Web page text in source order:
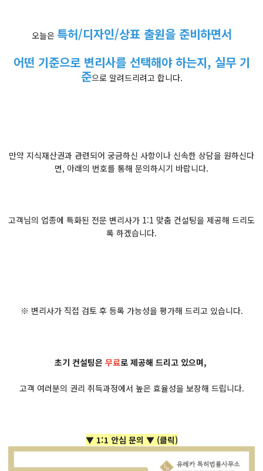
오늘은 특허/디자인/상표 출원을 준비하면서
어떤 기준으로 변리사를 선택해야 하는지, 실무 기
준으로 알려드리려고 합니다.
만약 지식재산권과 관련되어 궁금하신 사항이나 신속한 상담을 원하신다
면, 아래의 번호를 통해 문의하시기 바랍니다.
고객님의 업종에 특화된 전문 변리사가 1:1 맞춤 컨설팅을 제공해 드리도
록 하겠습니다.
※ 변리사가 직접 검토 후 등록 가능성을 평가해 드리고 있습니다.
초기 컨설팅은 무료로 제공해 드리고 있으며,
고객 여러분의 권리 취득과정에서 높은 효율성을 보장해 드립니다.
▼ 1:1 안심 문의 ▼ (클릭)